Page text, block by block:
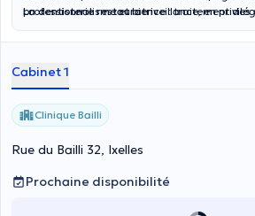
La dentisterie restauratrice: traitement des
conservateurs visant à préserver la dent
radiculaires.
La chirurgie orale
interventions chirurgicales.
La prothétique: réalisation et pose de
fonction et l’esthétique.
gouttières occlusales (notamment pour le
professionnalisme et bienveillance, en
santé globale.
Cabinet 1
Clinique Bailli
Rue du Bailli 32, Ixelles
Prochaine disponibilité